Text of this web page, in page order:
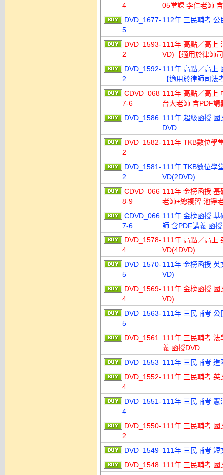
4
05堂課 李仁老師
DVD_1677-
5
112年 三民輔考 公
DVD_1593-
2
111年 高點／高上
VD)【適用於律師
DVD_1592-
2
111年 高點／高上
【適用於律師司法
CDVD_068
7-6
111年 高點／高上
台大老師 含PDF講
DVD_1586 111年 超級函授 國
DVD
DVD_1582-
2
111年 TKB數位學
DVD_1581-
2
111年 TKB數位學
VD(2DVD)
CDVD_066
8-9
111年 金榜函授 基
老師+總複習 池錚
CDVD_066
7-6
111年 金榜函授 基
師 含PDF講義 函
DVD_1578-
4
111年 高點／高上
VD(4DVD)
DVD_1570-
5
111年 金榜函授 英
VD)
DVD_1569-
4
111年 金榜函授 國
VD)
DVD_1563-
5
111年 三民輔考 公
DVD_1561
111年 三民輔考 法
義 函授DVD
DVD_1553 111年 三民輔考 進
DVD_1552-
4
111年 三民輔考 英
DVD_1551-
4
111年 三民輔考 憲
DVD_1550-
2
111年 三民輔考 國
DVD_1549 111年 三民輔考 短
DVD_1548 111年 三民輔考 國